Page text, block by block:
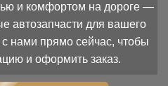
и комфортом на дороге —
автозапчасти для вашего
нами прямо сейчас, чтобы
и оформить заказ.